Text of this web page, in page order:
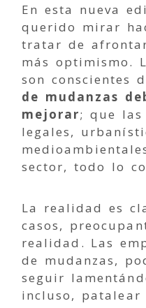
En esta nueva
querido mirar
tratar de
más optimismo.
son conscientes
de mudanzas
mejorar; que las
legales,
sector, todo lo
La realidad es
casos,
realidad. Las
de mudanzas,
seguir
incluso,